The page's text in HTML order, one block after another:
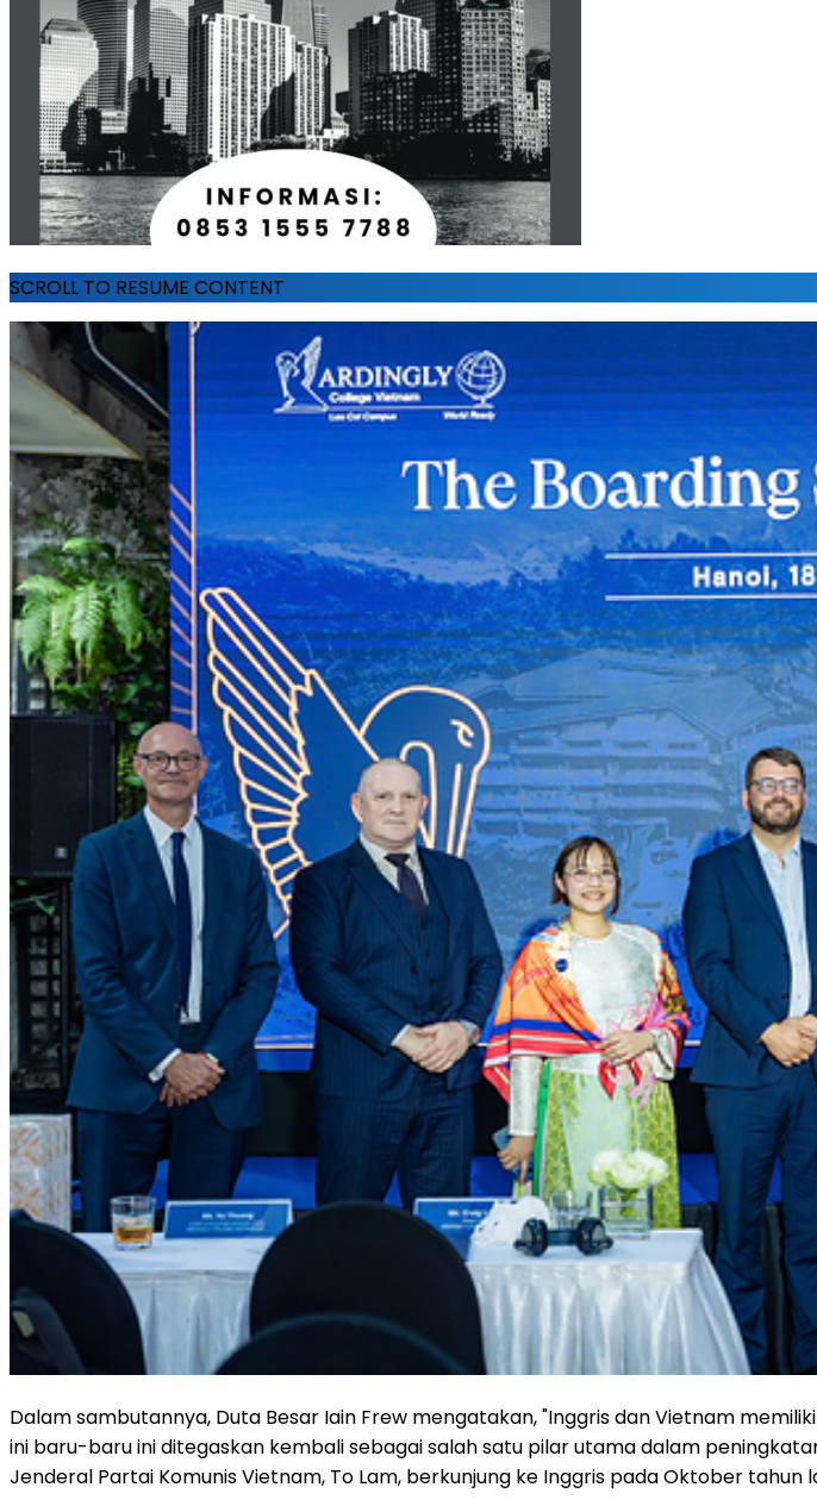
SCROLL TO RESUME CONTENT
Dalam sambutannya, Duta Besar Iain Frew mengatakan, "Inggris dan Vietnam
ini baru-baru ini ditegaskan kembali sebagai salah satu pilar utama dalam
Jenderal Partai Komunis Vietnam, To Lam, berkunjung ke Inggris pada Oktober tahun